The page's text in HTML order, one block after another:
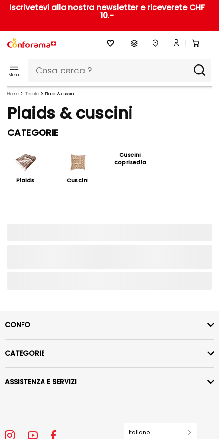
Iscrivetevi alla nostra newsletter e riceverete CHF
10.-
Menu
Home Tessile Plaids & cuscini
Plaids & cuscini
CATEGORIE
Plaids Cuscini
Cuscini
coprisedia
CONFO
CATEGORIE
ASSISTENZA E SERVIZI
Italiano